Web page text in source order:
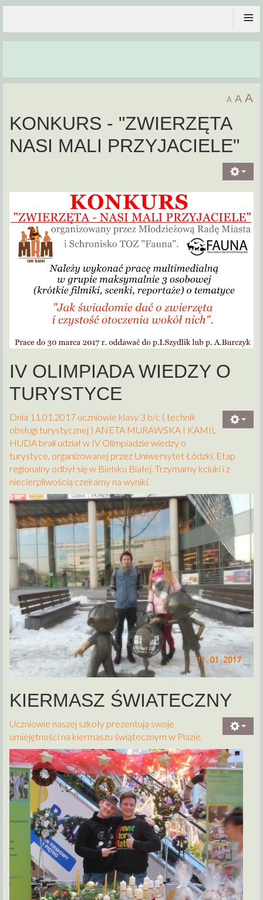
≡
A A A
KONKURS - "ZWIERZĘTA
NASI MALI PRZYJACIELE"
IV OLIMPIADA WIEDZY O
TURYSTYCE
Dnia 11.01.2017 uczniowie klasy 3 b/c ( technik
obsługi turystycznej ) ANETA MURAWSKA I KAMIL
HUDA brali udział w IV Olimpiadzie wiedzy o
turystyce, organizowanej przez Uniwersytet Łódzki. Etap
regionalny odbył się w Bielsku Białej. Trzymamy kciuki i z
niecierpliwością czekamy na wyniki.
KIERMASZ ŚWIATECZNY
Uczniowie naszej szkoły prezentują swoje
umiejętności na kiermaszu świątecznym w Plazie​​​​​​​​​​​​​​​​​​​​​​​​.